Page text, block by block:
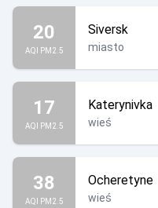
20
AQI PM2.5
Siversk
miasto
17
AQI PM2.5
Katerynivka
wieś
38
AQI PM2.5
Ocheretyne
wieś